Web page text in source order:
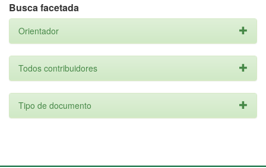
Busca facetada
Orientador
Todos contribuidores
Tipo de documento